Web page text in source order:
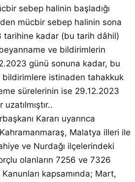
sebep halinin başladığı
mücbir sebep halinin sona
tarihine kadar (bu tarih dâhil)
ve bildirimlerin
günü sonuna kadar, bu
bildirimlere istinaden tahakkuk
sürelerinin ise 29.12.2023
Kararı uyarınca
Malatya illeri ile
ve Nurdağı ilçelerindeki
olanların 7256 ve 7326
Kanunları kapsamında; Mart,